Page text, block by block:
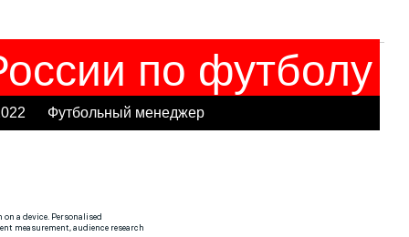
по футболу
Футбольный менеджер